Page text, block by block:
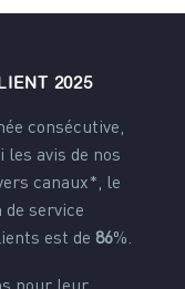
2025
consécutive,
les avis de nos
canaux*, le
service
est de 86%.